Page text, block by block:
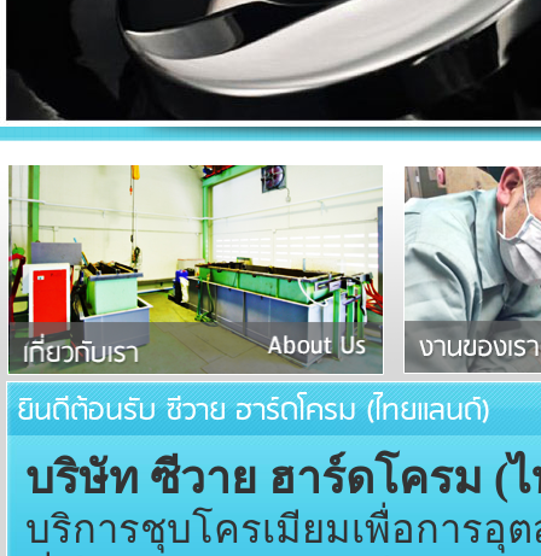
ยินดีต้อนรับ ซีวาย ฮาร์ดโครม (ไทยแลนด์)
บริษัท ซีวาย ฮาร์ดโครม (
บริการชุบโครเมียมเพื่อการอุ